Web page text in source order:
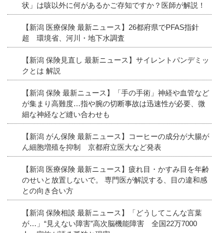
状」は咳以外に何があるかご存知ですか？医師が解説！
【新潟 医療保険 最新ニュース】26都府県でPFAS指針
超 環境省、河川・地下水調査
【新潟 保険見直し 最新ニュース】サイレントパンデミッ
クとは 解説
【新潟 保険 最新ニュース】「手の手術」神経や血管など
が集まり高難度…指や腕の切断事故は迅速性が必要、微
細な神経など縫い合わせも
【新潟 がん保険 最新ニュース】コーヒーの成分が大腸が
ん細胞増殖を抑制 京都府立医大など発表
【新潟 医療保険 最新ニュース】疲れ目・かすみ目を年齢
のせいと放置しないで。 専門医が解説する、目の違和感
との向き合い方
【新潟 保険相談 最新ニュース】「どうしてこんな言葉
が…」“見えない障害”高次脳機能障害 全国22万7000